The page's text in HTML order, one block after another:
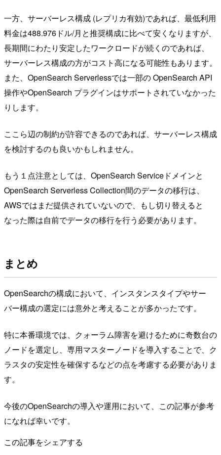
一方、サーバーレス構成 (レプリカ有効)であれば、最低利用
料金は488.976ドル/月と推奨構成に比べて安くなりますが、
長期間にわたり安定したワークロードが続くのであれば、
サーバーレス構成の方がコスト高になる可能性もあります。
また、OpenSearch Serverlessでは一部の OpenSearch API
操作やOpenSearch プラグインはサポートされていなかった
りします。
ここら辺の制約が許容できるのであれば、サーバーレス構成
を検討するのも良いかもしれません。
もう１点注意としては、OpenSearch Serviceドメインと
OpenSearch Serverless Collection間のデータの移行は、
AWSではまだ提供されていないので、もし切り替えると
なった際は自前でデータの移行を行う必要があります。
まとめ
OpenSearchの構成において、インスタンスタイプやサー
バー構成の選定には意外と考えることが多かったです。
特に本番環境では、クォーラム障害を避けるために奇数台の
ノードを選定し、専用マスターノードを導入することで、ク
ラスタの安定性を確保するなどの点を考慮する必要がありま
す。
今後のOpenSearchの導入や運用において、この記事が参考
になれば幸いです。
この記事をシェアする